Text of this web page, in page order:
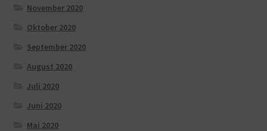
November 2020
Oktober 2020
September 2020
August 2020
Juli 2020
Juni 2020
Mai 2020